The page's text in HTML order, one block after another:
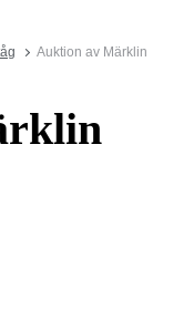
Auktion av Märklin